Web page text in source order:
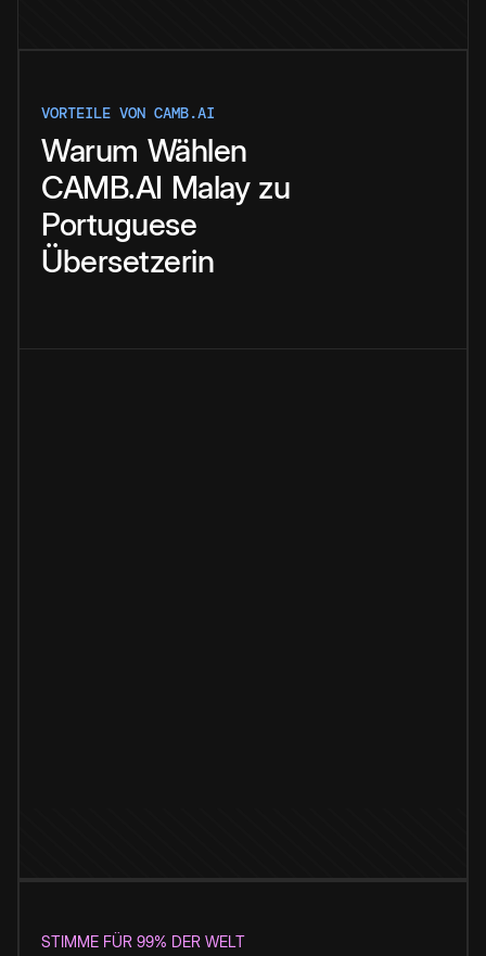
VORTEILE VON CAMB.AI
Warum Wählen
CAMB.AI Malay zu
Portuguese
Übersetzerin
STIMME FÜR 99% DER WELT